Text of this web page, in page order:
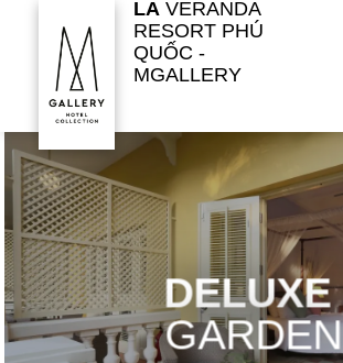
LA VERANDA
RESORT PHÚ
QUỐC -
MGALLERY
DELUXE
GARDEN
DELUXE
GARDEN
DELUXE
GARDEN
DELUXE
GARDEN